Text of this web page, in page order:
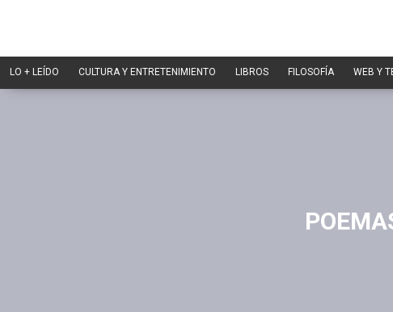
LO + LEÍDO CULTURA Y ENTRETENIMIENTO LIBROS FILOSOFÍA WEB Y